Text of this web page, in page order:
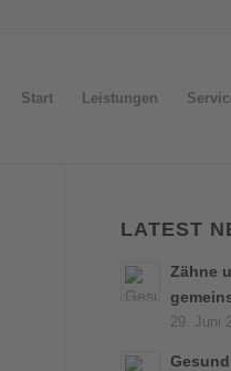
Start Leistungen
LATEST
Zähne
29. Juni